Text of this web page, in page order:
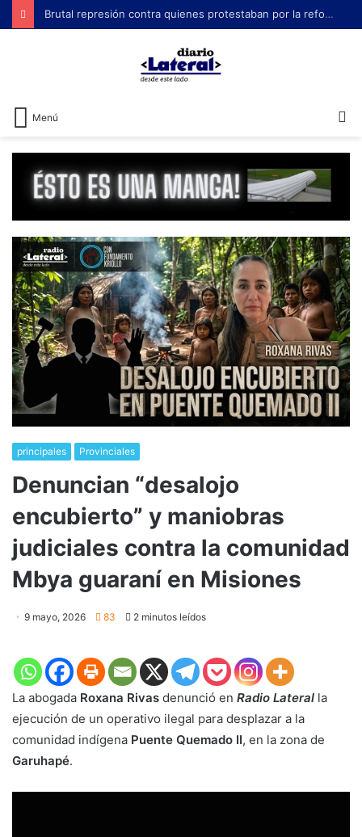
Brutal represión contra quienes protestaban por la reforma laboral de Milei
Menú
principales Provinciales
Denuncian “desalojo
encubierto” y maniobras
judiciales contra la comunidad
Mbya guaraní en Misiones
9 mayo, 2026 83 2 minutos leídos
La abogada Roxana Rivas denunció en Radio Lateral la
ejecución de un operativo ilegal para desplazar a la
comunidad indígena Puente Quemado II, en la zona de
Garuhapé.